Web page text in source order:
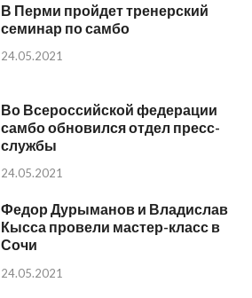
В Перми пройдет тренерский
семинар по самбо
24.05.2021
Во Всероссийской федерации
самбо обновился отдел пресс-
службы
24.05.2021
Федор Дурыманов и Владислав
Кысса провели мастер-класс в
Сочи
24.05.2021